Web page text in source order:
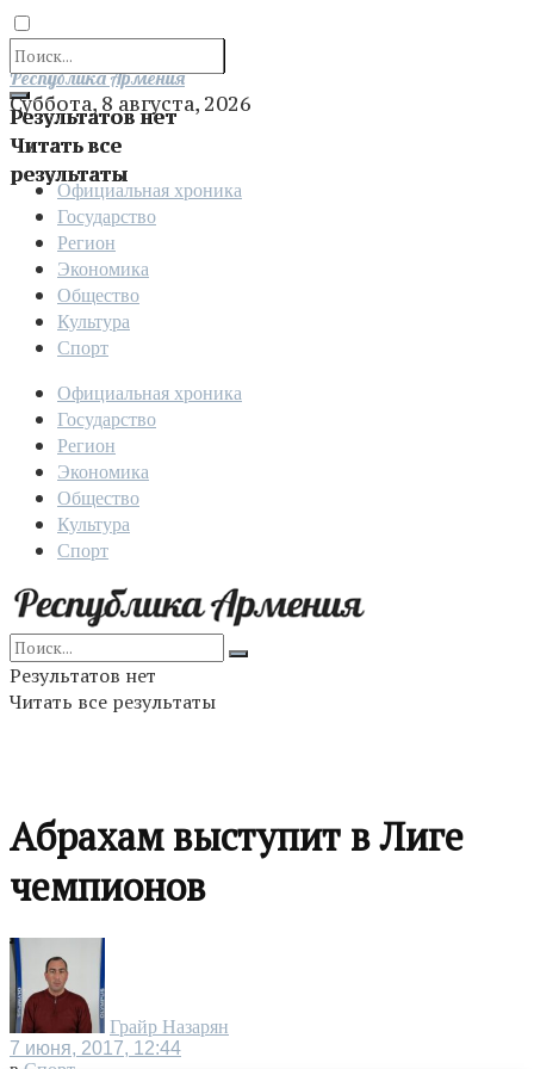
Результатов нет
Читать все
результаты
Отправить
Республика Армения
Суббота, 8 августа, 2026
Официальная хроника
Государство
Регион
Экономика
Общество
Культура
Спорт
Официальная хроника
Государство
Регион
Экономика
Общество
Культура
Спорт
Результатов нет
Читать все результаты
Абрахам выступит в Лиге
чемпионов
Грайр Назарян
7 июня, 2017, 12:44